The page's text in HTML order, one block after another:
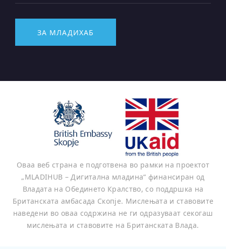
ЗА МЛАДИХАБ
Оваа веб страна е подготвена во рамки на проектот
„MLADIHUB – Дигитална младина“ финансиран од
Владата на Обединето Кралство, со поддршка на
Британската амбасада Скопје. Мислењата и ставовите
наведени во оваа содржина не ги одразуваат секогаш
мислењата и ставовите на Британската Влада.